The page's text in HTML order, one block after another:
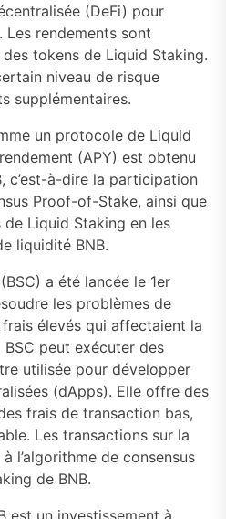
(DeFi) pour
Les rendements sont
tokens de Liquid Staking.
niveau de risque
supplémentaires.
un protocole de Liquid
(APY) est obtenu
c’est-à-dire la participation
Proof-of-Stake, ainsi que
Liquid Staking en les
liquidité BNB.
a été lancée le 1er
les problèmes de
élevés qui affectaient la
peut exécuter des
utilisée pour développer
(dApps). Elle offre des
frais de transaction bas,
Les transactions sur la
l’algorithme de consensus
de BNB.